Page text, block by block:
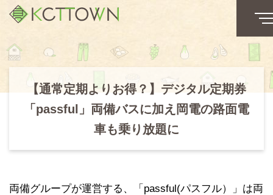
【通常定期よりお得？】デジタル定期券
「passful」両備バスに加え岡電の路面電
車も乗り放題に
両備グループが運営する、「passful(パスフル）」は両